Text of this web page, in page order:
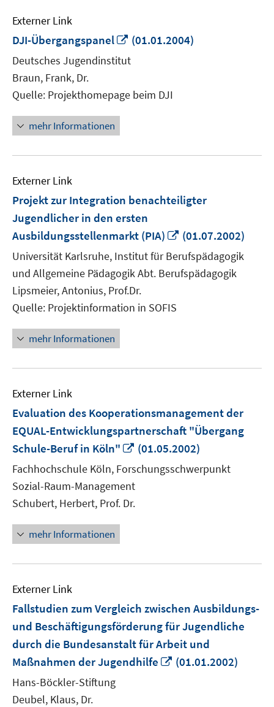
Externer Link
DJI-Übergangspanel
In
Fenster
(01.01.2004)
Deutsches Jugendinstitut
Braun, Frank, Dr.
Quelle: Projekthomepage beim DJI
mehr Informationen
Externer Link
Projekt zur Integration benachteiligter
Jugendlicher in den ersten
Ausbildungsstellenmarkt (PIA)
In
neuem
Fenster
öffnen
(01.07.2002)
Universität Karlsruhe, Institut für Berufspädagogik
und Allgemeine Pädagogik Abt. Berufspädagogik
Lipsmeier, Antonius, Prof.Dr.
Quelle: Projektinformation in SOFIS
mehr Informationen
Externer Link
Evaluation des Kooperationsmanagement der
EQUAL-Entwicklungspartnerschaft "Übergang
Schule-Beruf in Köln"
In
neuem
Fenster
öffnen
(01.05.2002)
Fachhochschule Köln, Forschungsschwerpunkt
Sozial-Raum-Management
Schubert, Herbert, Prof. Dr.
mehr Informationen
Externer Link
Fallstudien zum Vergleich zwischen Ausbildungs-
und Beschäftigungsförderung für Jugendliche
durch die Bundesanstalt für Arbeit und
Maßnahmen der Jugendhilfe
In
(01.01.2002)
Hans-Böckler-Stiftung
Deubel, Klaus, Dr.